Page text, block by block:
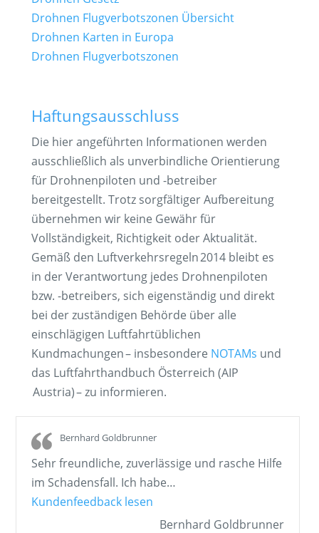
Drohnen Flugverbotszonen Übersicht
Drohnen Karten in Europa
Drohnen Flugverbotszonen
Haftungsausschluss
Die hier angeführten Informationen werden
ausschließlich als unverbindliche Orientierung
für Drohnenpiloten und -betreiber
bereitgestellt. Trotz sorgfältiger Aufbereitung
übernehmen wir keine Gewähr für
Vollständigkeit, Richtigkeit oder Aktualität.
Gemäß den Luftverkehrsregeln 2014 bleibt es
in der Verantwortung jedes Drohnenpiloten
bzw. -betreibers, sich eigenständig und direkt
bei der zuständigen Behörde über alle
einschlägigen Luftfahrt­üblichen
Kundmachungen – insbesondere NOTAMs und
das Luftfahrthandbuch Österreich (AIP
Austria) – zu informieren.
Bernhard Goldbrunner
Sehr freundliche, zuverlässige und rasche Hilfe
im Schadensfall. Ich habe…
Kundenfeedback lesen
Bernhard Goldbrunner